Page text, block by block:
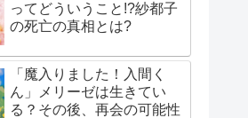
ってどういうこと!?紗都子
の死亡の真相とは?
「魔入りました！入間く
ん」メリーゼは生きてい
る？その後、再会の可能性